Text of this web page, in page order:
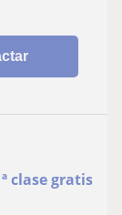
clase gratis